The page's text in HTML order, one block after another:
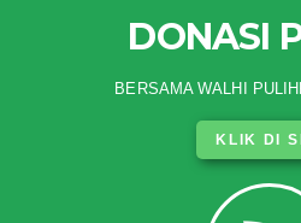
DONASI
BERSAMA WALHI
KLIK DI